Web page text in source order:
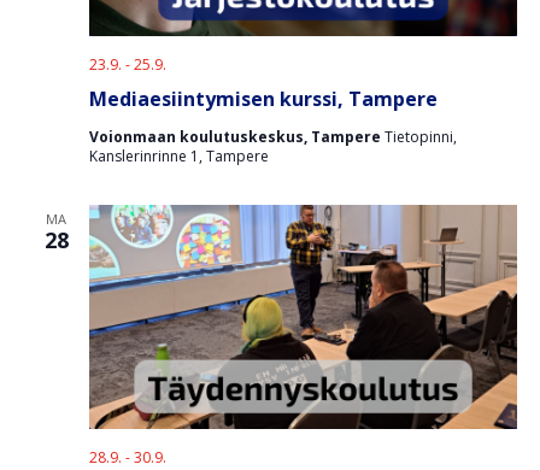
Mediaesiintymisen kurssi, Tampere
23.9. -25.9.
Voionmaan koulutuskeskus, Tampere Tietopinni,
Kanslerinrinne 1, Tampere
MA
28
28.9. -30.9.